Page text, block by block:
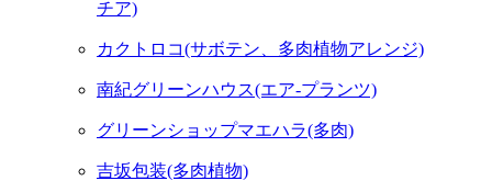
チア)
カクトロコ(サボテン、多肉植物アレンジ)
南紀グリーンハウス(エア-プランツ)
グリーンショップマエハラ(多肉)
吉坂包装(多肉植物)